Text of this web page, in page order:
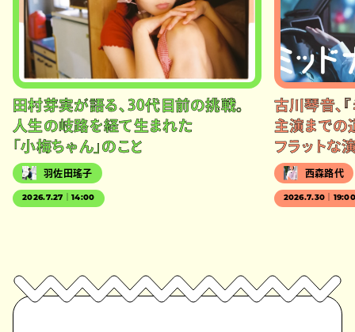
田村芽実が語る、30代目前の挑戦。
人生の岐路を経て生まれた
「小梅ちゃん」のこと
羽佐田瑤子
2026.7.27｜14:00
古川琴音、
主演までの
フラットな
西森路代
2026.7.30｜